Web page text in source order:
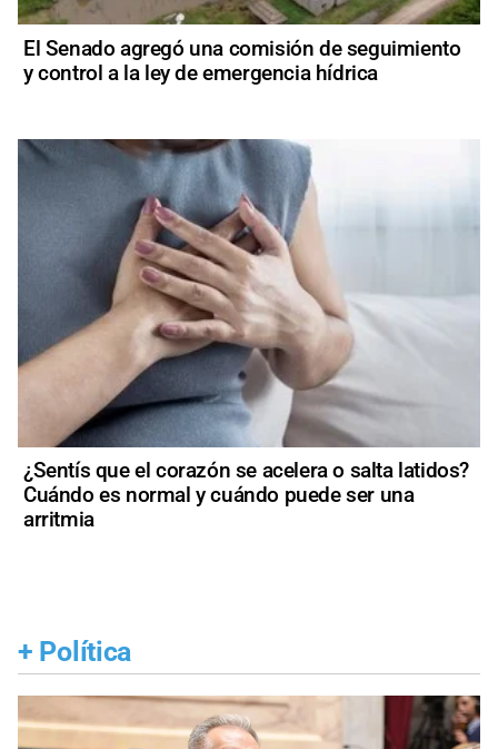
El Senado agregó una comisión de seguimiento
y control a la ley de emergencia hídrica
¿Sentís que el corazón se acelera o salta latidos?
Cuándo es normal y cuándo puede ser una
arritmia
+ Política